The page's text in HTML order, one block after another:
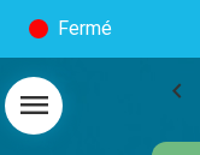
Fermé
menu chevron_left